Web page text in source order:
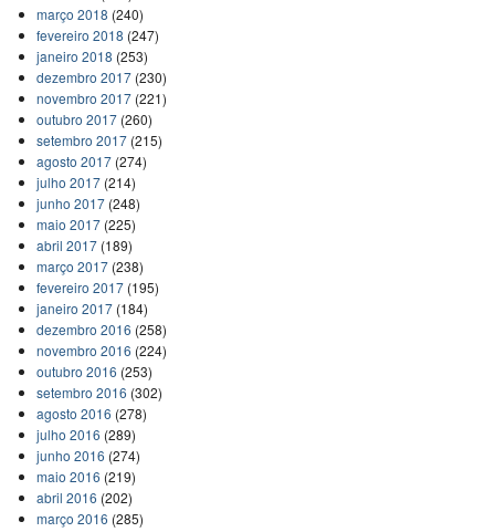
março 2018 (240)
fevereiro 2018 (247)
janeiro 2018 (253)
dezembro 2017(230)
novembro 2017(221)
outubro 2017(260)
setembro 2017(215)
agosto 2017(274)
julho 2017(214)
junho 2017(248)
maio 2017(225)
abril 2017(189)
março 2017(238)
fevereiro 2017(195)
janeiro 2017(184)
dezembro 2016 (258)
novembro 2016 (224)
outubro 2016 (253)
setembro 2016 (302)
agosto 2016 (278)
julho 2016 (289)
junho 2016 (274)
maio 2016 (219)
abril 2016 (202)
março 2016 (285)